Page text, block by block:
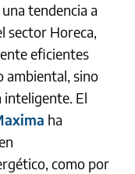
tendencia a
sector Horeca,
eficientes
ambiental, sino
inteligente. El
ha
como por